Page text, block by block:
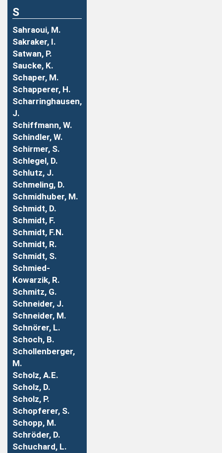
S
Sahraoui, M.
Sakraker, I.
Satwan, P.
Saucke, K.
Schaper, M.
Schapperer, H.
Scharringhausen,
J.
Schiffmann, W.
Schindler, W.
Schirmer, S.
Schlegel, D.
Schlutz, J.
Schmeling, D.
Schmidhuber, M.
Schmidt, D.
Schmidt, F.
Schmidt, F.N.
Schmidt, R.
Schmidt, S.
Schmied-
Kowarzik, R.
Schmitz, G.
Schneider, J.
Schneider, M.
Schnörer, L.
Schoch, B.
Schollenberger,
M.
Scholz, A.E.
Scholz, D.
Scholz, P.
Schopferer, S.
Schopp, M.
Schröder, D.
Schuchard, L.